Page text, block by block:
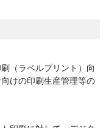
（ラベルプリント）向
けの印刷生産管理等の